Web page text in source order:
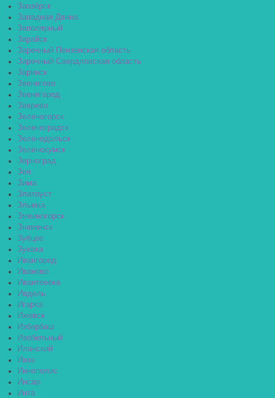
Заозёрск
Западная Двина
Заполярный
Зарайск
Заречный Пензенская область
Заречный Свердловская область
Заринск
Звенигово
Звенигород
Зверево
Зеленогорск
Зеленоградск
Зеленодольск
Зеленокумск
Зерноград
Зея
Зима
Златоуст
Злынка
Змеиногорск
Знаменск
Зубцов
Зуевка
Ивангород
Иваново
Ивантеевка
Ивдель
Игарка
Ижевск
Избербаш
Изобильный
Иланский
Инза
Иннополис
Инсар
Инта